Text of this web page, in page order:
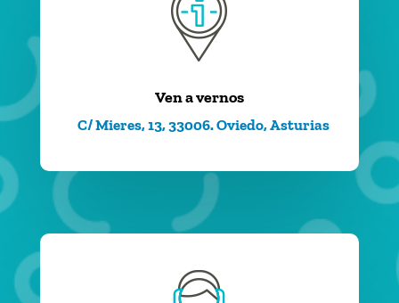
Ven a vernos
C/ Mieres, 13, 33006. Oviedo, Asturias